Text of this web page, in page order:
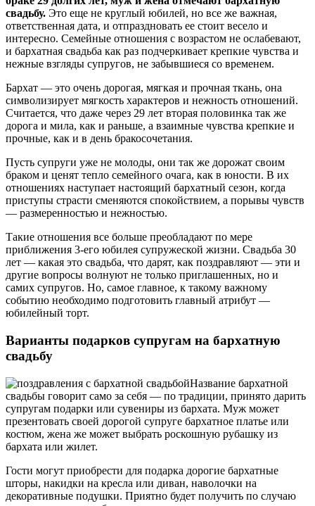
свадьбу. Это еще не круглый юбилей, но все же важная,
ответственная дата, и отпраздновать ее стоит весело и
интересно. Семейные отношения с возрастом не ослабевают,
и бархатная свадьба как раз подчеркивает крепкие чувства и
нежные взгляды супругов, не забывшиеся со временем.
Бархат — это очень дорогая, мягкая и прочная ткань, она
символизирует мягкость характеров и нежность отношений.
Считается, что даже через 29 лет вторая половинка так же
дорога и мила, как и раньше, а взаимные чувства крепкие и
прочные, как и в день бракосочетания.
Пусть супруги уже не молоды, они так же дорожат своим
браком и ценят тепло семейного очага, как в юности. В их
отношениях наступает настоящий бархатный сезон, когда
приступы страсти сменяются спокойствием, а порывы чувств
— размеренностью и нежностью.
Такие отношения все больше преобладают по мере
приближения 3-его юбилея супружеской жизни. Свадьба 30
лет — какая это свадьба, что дарят, как поздравляют — эти и
другие вопросы волнуют не только приглашенных, но и
самих супругов. Но, самое главное, к такому важному
событию необходимо подготовить главный атрибут —
юбилейный торт.
Варианты подарков супругам на бархатную
свадьбу
Название бархатной
свадьбы говорит само за себя — по традиции, принято дарить
супругам подарки или сувениры из бархата. Муж может
презентовать своей дорогой супруге бархатное платье или
костюм, жена же может выбрать роскошную рубашку из
бархата или жилет.
Гости могут приобрести для подарка дорогие бархатные
шторы, накидки на кресла или диван, наволочки на
декоративные подушки. Приятно будет получить по случаю